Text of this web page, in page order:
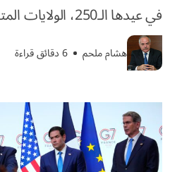
في عيدها الـ250، الولايات المتحدة تواجه مأزق تاريخي
هشام ملحم 6 دقائق قراءة